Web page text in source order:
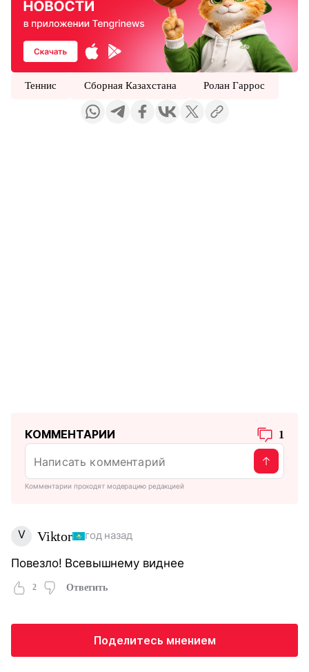
Теннис Сборная Казахстана Ролан Гаррос
КОММЕНТАРИИ 1
Комментарии проходят модерацию редакцией
V Viktor год назад
Повезло! Всевышнему виднее
2 Ответить
Поделитесь мнением